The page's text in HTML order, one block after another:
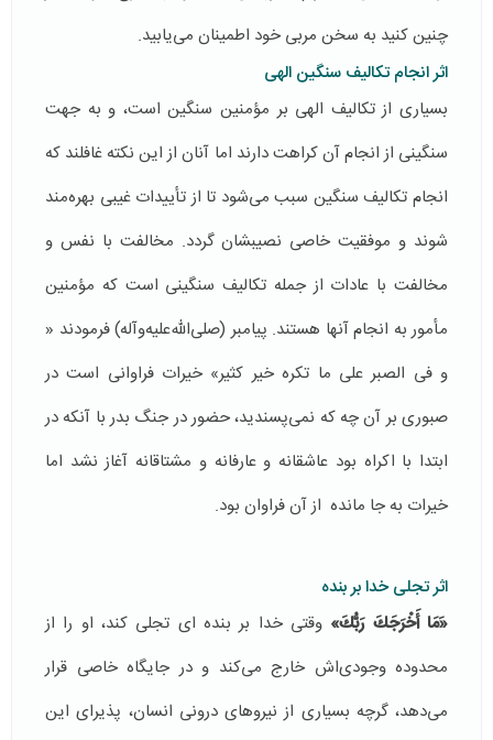
چنین كنید به سخن مربی خود اطمینان می‌یابید.
اثر انجام تکالیف سنگین الهی
بسیاری از تكالیف الهی بر مؤمنین سنگین است، و به جهت
سنگینی از انجام آن كراهت دارند اما آنان از این نكته غافلند كه
انجام تكالیف سنگین سبب می‌شود تا از تأییدات غیبی بهره‌مند
شوند و موفقیت خاصی نصیبشان گردد. مخالفت با نفس و
مخالفت با عادات از جمله تكالیف سنگینی است كه مؤمنین
مأمور به انجام آنها هستند. پیامبر (صلی‌الله‌علیه‌وآله) فرمودند «
و فی الصبر علی ما تكره خیر كثیر» خیرات فراوانی است در
صبوری بر آن چه كه نمی‌پسندید، حضور در جنگ بدر با آنكه در
ابتدا با اكراه بود عاشقانه و عارفانه و مشتاقانه آغاز نشد اما
خیرات به جا مانده از آن فراوان بود.
اثر تجلی خدا بر بنده
«َمَا أَخْرَجَكَ رَبُّكَ» وقتی خدا بر بنده ای تجلی كند،‌ او را از
محدوده وجودی‌اش خارج می‌كند و در جایگاه خاصی قرار
می‌دهد، گرچه بسیاری از نیروهای درونی انسان، پذیرای این